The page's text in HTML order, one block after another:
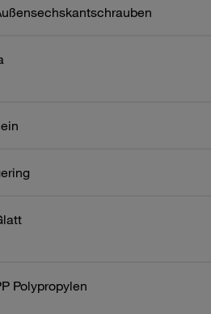
Polypropylen